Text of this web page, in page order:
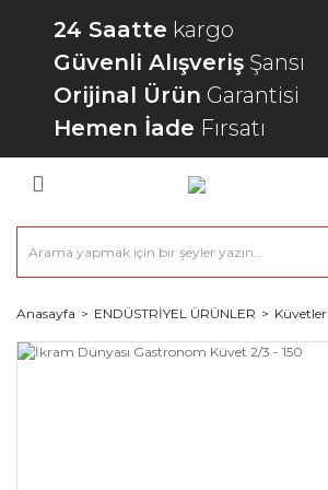
24 Saatte kargo
Güvenli Alışveriş Şansı
Orijinal Ürün Garantisi
Hemen İade Fırsatı
Anasayfa ENDÜSTRİYEL ÜRÜNLER Küvetler